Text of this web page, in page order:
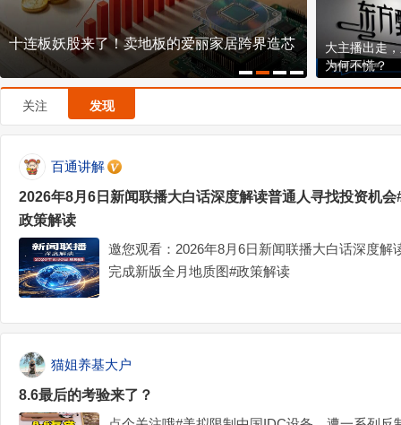
芯
国泰航空的八十年浮沉：一场资本、时代与命
运的长空博弈
逼近历
钞机到
大主播出走
为何不慌？
关注 发现
百通讲解
2026年8月6日新闻联播大白话深度解读普通人寻找投资机
政策解读
邀您观看：2026年8月6日新闻联播大白话深度解
完成新版全月地质图#政策解读
猫姐养基大户
8.6最后的考验来了？